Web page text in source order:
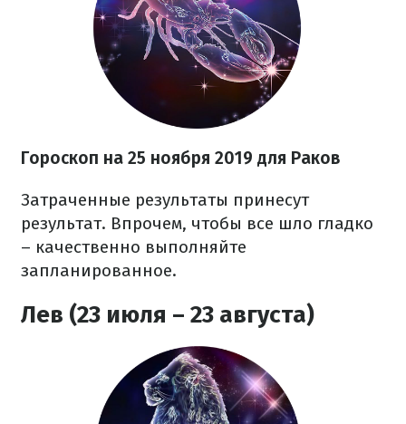
Гороскоп на 25 ноября 2019 для Раков
Затраченные результаты принесут
результат. Впрочем, чтобы все шло гладко
– качественно выполняйте
запланированное.
Лев (23 июля – 23 августа)